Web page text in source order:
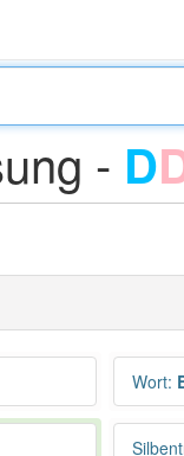
- D
Wort: